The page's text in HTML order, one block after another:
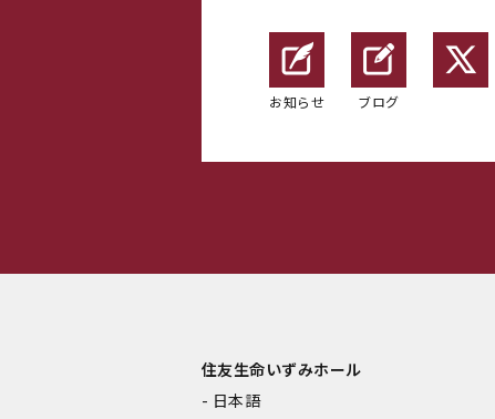
お知らせ ブログ
住友生命いずみホール
日本語